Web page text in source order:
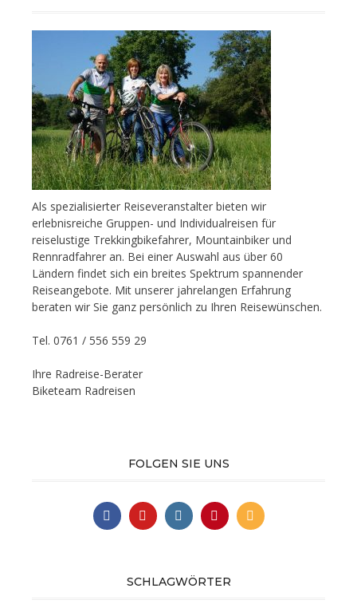
Als spezialisierter Reiseveranstalter bieten wir
erlebnisreiche Gruppen- und Individualreisen für
reiselustige Trekkingbikefahrer, Mountainbiker und
Rennradfahrer an. Bei einer Auswahl aus über 60
Ländern findet sich ein breites Spektrum spannender
Reiseangebote. Mit unserer jahrelangen Erfahrung
beraten wir Sie ganz persönlich zu Ihren Reisewünschen.
Tel. 0761 / 556 559 29
Ihre Radreise-Berater
Biketeam Radreisen
FOLGEN SIE UNS
SCHLAGWÖRTER